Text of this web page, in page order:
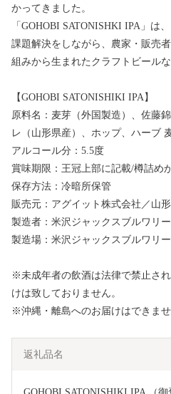
かってきました。
「GOHOBI SATONISHKI IPA」は
課題解決をしながら、農家・販売
組みから生まれたクラフトビールな
【GOHOBI SATONISHIKI IPA】
原料名：麦芽（外国製造）、佐藤
レ（山形県産）、ホップ、ハーブ
アルコール分：5.5度
賞味期限：王冠上部に記載/樽詰め
保存方法：冷暗所保管
販売元：アグイット株式会社／山
製造者：米沢ジャックスブルワリ
製造場：米沢ジャックスブルワリ
※未成年者の飲酒は法律で禁止さ
けは致しておりません。
※沖縄・離島へのお届けはできませ
返礼品名